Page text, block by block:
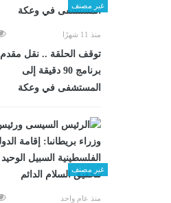
غير مصنف
منذ 11 شهرًا
توقف الحلقة .. نقل مقدم
برنامج 90 دقيقة إلى
المستشفى في وعكة
غير مصنف
منذ عام واحد